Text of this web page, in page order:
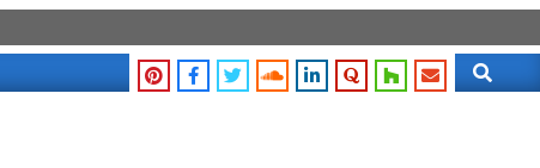
Search